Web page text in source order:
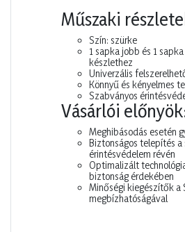
Műszaki
Szín: szürke
1 sapka jobb és 1
készlethez
Univerzális
Könnyű és kényelmes
Szabványos
Vásárlói
Meghibásodás esetén
Biztonságos telepítés a
érintésvédelem révén
Optimalizált
biztonság érdekében
Minőségi kiegészítők a
megbízhatóságával